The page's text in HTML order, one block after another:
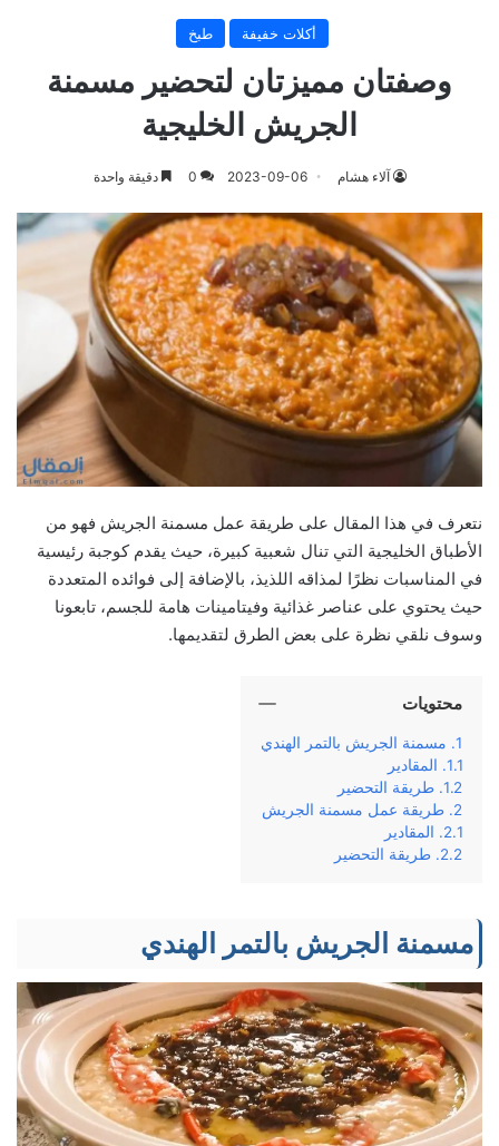
أكلات خفيفة طبخ
وصفتان مميزتان لتحضير مسمنة
الجريش الخليجية
آلاء هشام 2023-09-06
0 دقيقة واحدة
نتعرف في هذا المقال على طريقة عمل مسمنة الجریش فهو من
الأطباق الخليجية التي تنال شعبية كبيرة، حيث يقدم كوجبة رئيسية
في المناسبات نظرًا لمذاقه اللذيذ، بالإضافة إلى فوائده المتعددة
حيث يحتوي على عناصر غذائية وفيتامينات هامة للجسم، تابعونا
وسوف نلقي نظرة على بعض الطرق لتقديمها.
محتويات
مسمنة الجریش بالتمر الهندي
المقادير
طریقة التحضير
طریقة عمل مسمنة الجریش
المقادير
طریقة التحضير
مسمنة الجریش بالتمر الهندي